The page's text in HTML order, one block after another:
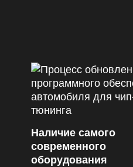
Наличие самого
современного
оборудования